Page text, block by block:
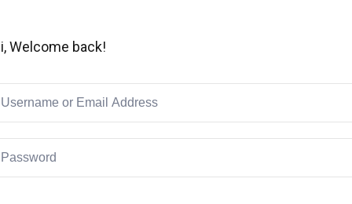
Welcome back!
Don’t have an account?Sign up